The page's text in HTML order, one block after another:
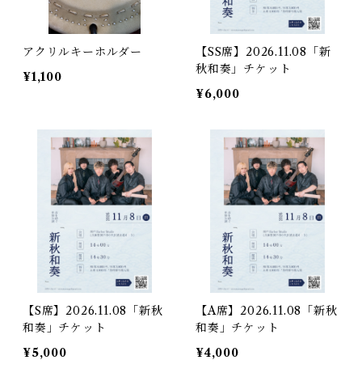
アクリルキーホルダー
¥1,100
【SS席】2026.11.08「新
秋和奏」チケット
¥6,000
【S席】2026.11.08「新秋
和奏」チケット
¥5,000
【A席】2026.11.08「新秋
和奏」チケット
¥4,000